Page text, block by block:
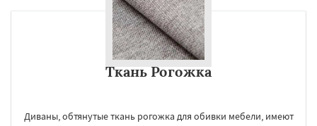
Ткань Рогожка
Диваны, обтянутые ткань рогожка для обивки мебели, имеют